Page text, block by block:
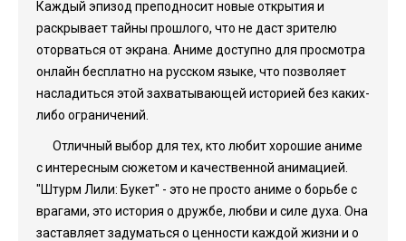
Каждый эпизод преподносит новые открытия и
раскрывает тайны прошлого, что не даст зрителю
оторваться от экрана. Аниме доступно для просмотра
онлайн бесплатно на русском языке, что позволяет
насладиться этой захватывающей историей без каких-
либо ограничений.
Отличный выбор для тех, кто любит хорошие аниме
с интересным сюжетом и качественной анимацией.
"Штурм Лили: Букет" - это не просто аниме о борьбе с
врагами, это история о дружбе, любви и силе духа. Она
заставляет задуматься о ценности каждой жизни и о